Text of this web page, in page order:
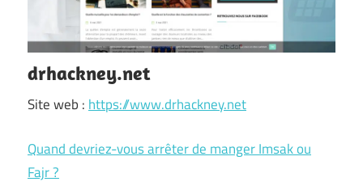
drhackney.net
Site web : https://www.drhackney.net
Quand devriez-vous arrêter de manger Imsak ou
Fajr ?